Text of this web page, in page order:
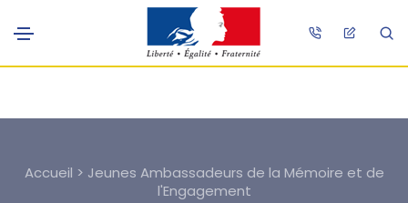
Accueil > Jeunes Ambassadeurs de la Mémoire et de
l'Engagement